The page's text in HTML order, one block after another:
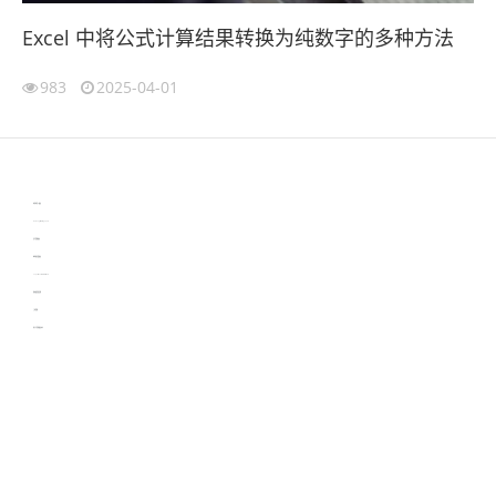
Excel 中将公式计算结果转换为纯数字的多种方法
983 2025-04-01